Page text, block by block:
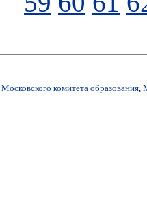
Московского комитета образования,